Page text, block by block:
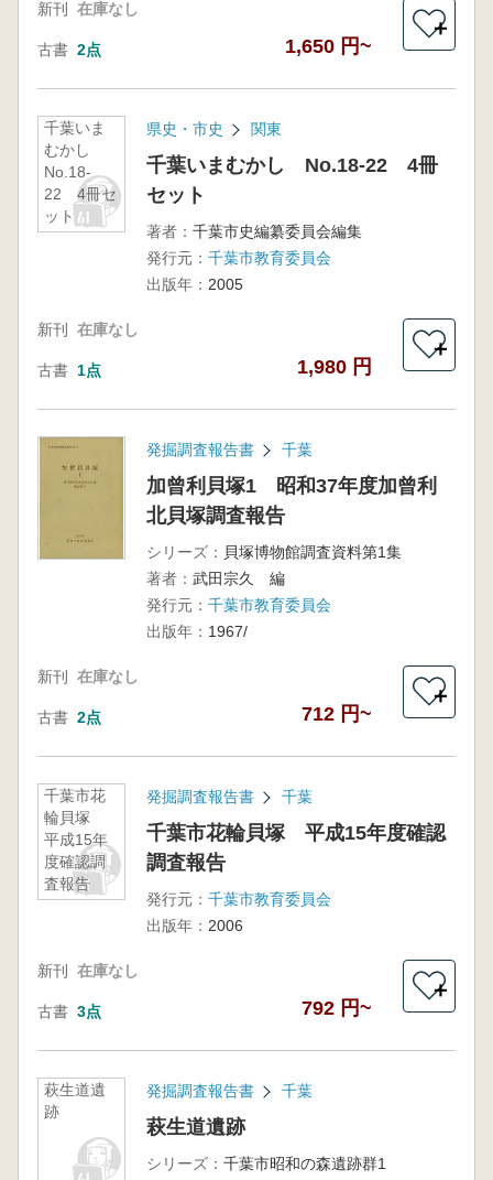
新刊 在庫なし
古書 2点 1,650 円~
＋
千葉いま
むかし
No.18-
22 4冊セ
ット
県史・市史 関東
千葉いまむかし No.18-22 4冊
セット
著者： 千葉市史編纂委員会編集
発行元： 千葉市教育委員会
出版年： 2005
新刊 在庫なし
古書 1点 1,980 円
＋
発掘調査報告書 千葉
加曾利貝塚1 昭和37年度加曾利
北貝塚調査報告
シリーズ： 貝塚博物館調査資料第1集
著者： 武田宗久 編
発行元： 千葉市教育委員会
出版年： 1967/
新刊 在庫なし
古書 2点 712 円~
＋
千葉市花
輪貝塚
平成15年
度確認調
査報告
発掘調査報告書 千葉
千葉市花輪貝塚 平成15年度確認
調査報告
発行元： 千葉市教育委員会
出版年： 2006
新刊 在庫なし
古書 3点 792 円~
＋
萩生道遺
跡
発掘調査報告書 千葉
萩生道遺跡
シリーズ： 千葉市昭和の森遺跡群1